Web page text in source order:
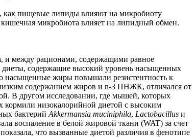
как пищевые липиды влияют на микробиоту
микробиота влияет на липидный обмен.
и между рационами, содержащими равное
диеты, содержащие высокий уровень насыщенных
жиры повышали резистентность к
содержанием жиров и n-3 ПНЖК, отличался от
В другом исследовании, где мышей, которых
низокалорийной диетой с высоким
бактерий Akkermansia muciniphila, Lactobacillus и
воспаление в белой жировой ткани (WAT) за счет
что вызванные диетой различия в фенотипе